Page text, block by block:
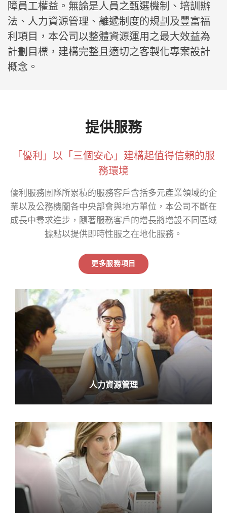
障員工權益。無論是人員之甄選機制、培訓辦
法、人力資源管理、離遞制度的規劃及豐富福
利項目，本公司以整體資源運用之最大效益為
計劃目標，建構完整且適切之客製化專案設計
概念。
提供服務
「優利」以「三個安心」建構起值得信賴的服
務環境
優利服務團隊所累積的服務客戶含括多元產業領域的企
業以及公務機關各中央部會與地方單位，本公司不斷在
成長中尋求進步，隨著服務客戶的增長將增設不同區域
據點以提供即時性服之在地化服務。
更多服務項目
人力資源管理
人力資源管理
READ MORE
薪資代付
READ MORE
教育訓練規劃辦理
READ MORE
人事管理專業諮詢
READ MORE